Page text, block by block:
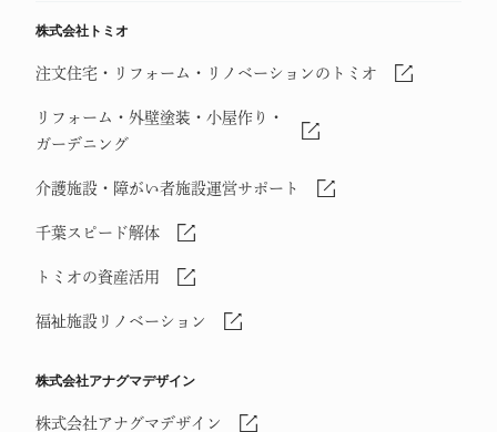
株式会社トミオ
注文住宅・リフォーム・リノベーションのトミオ
リフォーム・外壁塗装・小屋作り・
ガーデニング
介護施設・障がい者施設運営サポート
千葉スピード解体
トミオの資産活用
福祉施設リノベーション
株式会社アナグマデザイン
株式会社アナグマデザイン